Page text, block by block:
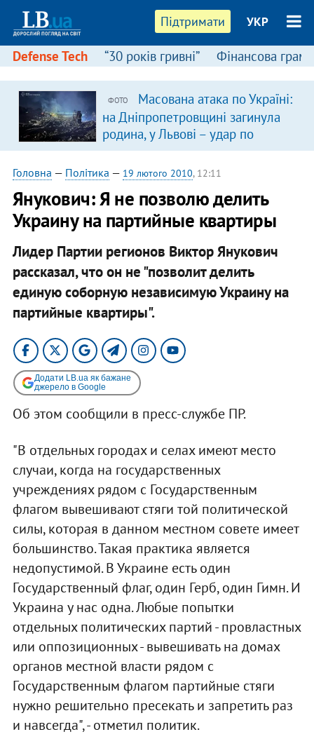
Підтримати УКР
Defense Tech “30 років гривні” Фінансова
ФОТО
Масована атака по Україні:
на Дніпропетровщині загинула
родина, у Львові – удар по
багатоповерхівках
(доповнюється)
Головна — Політика — 19 лютого 2010, 12:11
Янукович: Я не позволю делить
Украину на партийные квартиры
Лидер Партии регионов Виктор Янукович
рассказал, что он не "позволит делить
единую соборную независимую Украину на
партийные квартиры".
Додати LB.ua як бажане
джерело в Google
Об этом сообщили в пресс-службе ПР.
"В отдельных городах и селах имеют место
случаи, когда на государственных
учреждениях рядом с Государственным
флагом вывешивают стяги той политической
силы, которая в данном местном совете имеет
большинство. Такая практика является
недопустимой. В Украине есть один
Государственный флаг, один Герб, один Гимн. И
Украина у нас одна. Любые попытки
отдельных политических партий - провластных
или оппозиционных - вывешивать на домах
органов местной власти рядом с
Государственным флагом партийные стяги
нужно решительно пресекать и запретить раз
и навсегда", - отметил политик.